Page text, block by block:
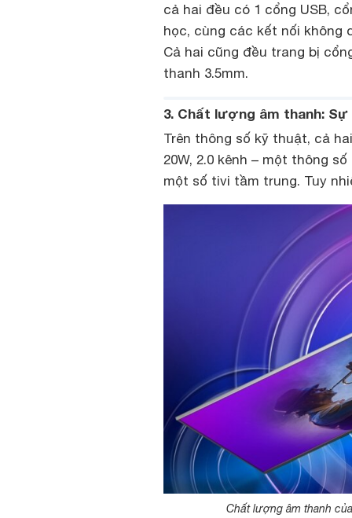
cả hai đều có 1 cổng USB,
học, cùng các kết nối không
Cả hai cũng đều trang bị
thanh 3.5mm.
3. Chất lượng âm thanh:
Trên thông số kỹ thuật, cả
20W, 2.0 kênh – một thông
một số tivi tầm trung. Tuy
Chất lượng âm thanh